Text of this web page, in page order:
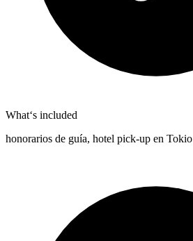
What‘s included
honorarios de guía, hotel pick-up en Tokio